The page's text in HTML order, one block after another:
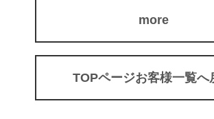
TOPページお客様一覧へ
more